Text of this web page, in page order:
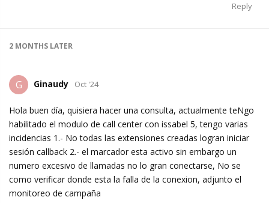
Reply
2 MONTHS LATER
G Ginaudy Oct '24
Hola buen día, quisiera hacer una consulta, actualmente teNgo
habilitado el modulo de call center con issabel 5, tengo varias
incidencias 1.- No todas las extensiones creadas logran iniciar
sesión callback 2.- el marcador esta activo sin embargo un
numero excesivo de llamadas no lo gran conectarse, No se
como verificar donde esta la falla de la conexion, adjunto el
monitoreo de campaña